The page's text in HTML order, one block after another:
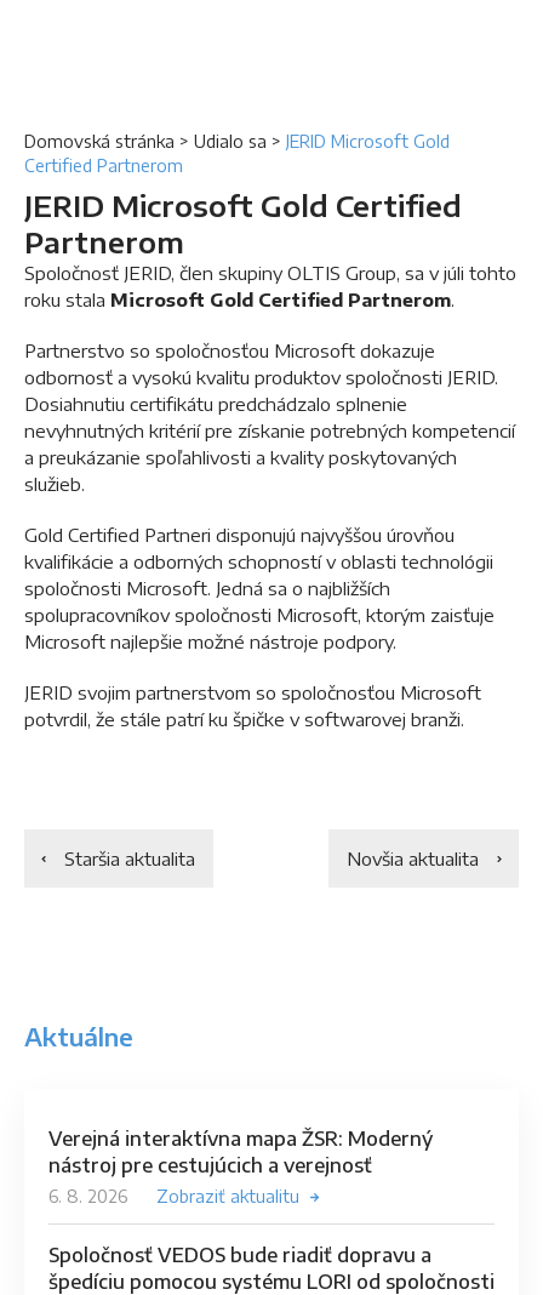
Domovská stránka > Udialo sa > JERID Microsoft Gold
Certified Partnerom
JERID Microsoft Gold Certified
Partnerom
Spoločnosť JERID, člen skupiny OLTIS Group, sa v júli tohto
roku stala Microsoft Gold Certified Partnerom.
Partnerstvo so spoločnosťou Microsoft dokazuje
odbornosť a vysokú kvalitu produktov spoločnosti JERID.
Dosiahnutiu certifikátu predchádzalo splnenie
nevyhnutných kritérií pre získanie potrebných kompetencií
a preukázanie spoľahlivosti a kvality poskytovaných
služieb.
Gold Certified Partneri disponujú najvyššou úrovňou
kvalifikácie a odborných schopností v oblasti technológii
spoločnosti Microsoft. Jedná sa o najbližších
spolupracovníkov spoločnosti Microsoft, ktorým zaisťuje
Microsoft najlepšie možné nástroje podpory.
JERID svojim partnerstvom so spoločnosťou Microsoft
potvrdil, že stále patrí ku špičke v softwarovej branži.
Staršia aktualita Novšia aktualita
Aktuálne
Verejná interaktívna mapa ŽSR: Moderný
nástroj pre cestujúcich a verejnosť
6. 8. 2026 Zobraziť aktualitu
Spoločnosť VEDOS bude riadiť dopravu a
špedíciu pomocou systému LORI od spoločnosti